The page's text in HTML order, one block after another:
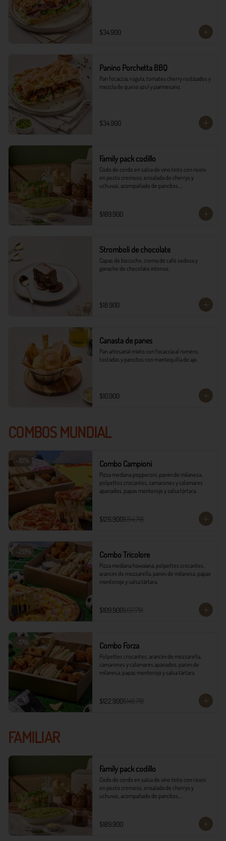
$34.900
Panino Porchetta BBQ
Pan focaccia, rúgula, tomates cherry rostizados y
mezcla de queso azul y parmesano.
$34.900
Family pack codillo
Codo de cerdo en salsa de vino tinto con risoni
en pesto cremoso, ensalada de cherrys y
uchuvas, acompañado de pancitos.​​
- Risoni (Cantidad ideal para 4 personas)​
- Pancitos​
$189.900
Stromboli de chocolate
Capas de bizcocho, crema de café sedosa y
ganache de chocolate intenso.
$18.900
Canasta de panes
Pan artesanal mixto con focaccia al romero,
tostadas y pancitos con mantequilla de ajo.
$10.900
COMBOS MUNDIAL
-18% Combo Campioni
Pizza mediana pepperoni, panini de milanesa,
polpettes crocantes, camarones y calamares
apanados, papas monterojo y salsa tártara.
$126.900$154.718
-20% Combo Tricolore
Pizza mediana hawaiana, polpettes crocantes,
arancini de mozzarella, panini de milanesa, papas
monterojo y salsa tártara.
$109.900$137.718
-17% Combo Forza
Polpettes crocantes, arancini de mozzarella,
camarones y calamares apanados, panini de
milanesa, papas monterojo y salsa tártara.
$122.900$148.718
FAMILIAR
Family pack codillo
Codo de cerdo en salsa de vino tinto con risoni
en pesto cremoso, ensalada de cherrys y
uchuvas, acompañado de pancitos.​​
- Risoni (Cantidad ideal para 4 personas)​
- Pancitos​
$189.900